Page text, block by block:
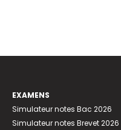
EXAMENS
Simulateur notes Bac 2026
Simulateur notes Brevet 2026